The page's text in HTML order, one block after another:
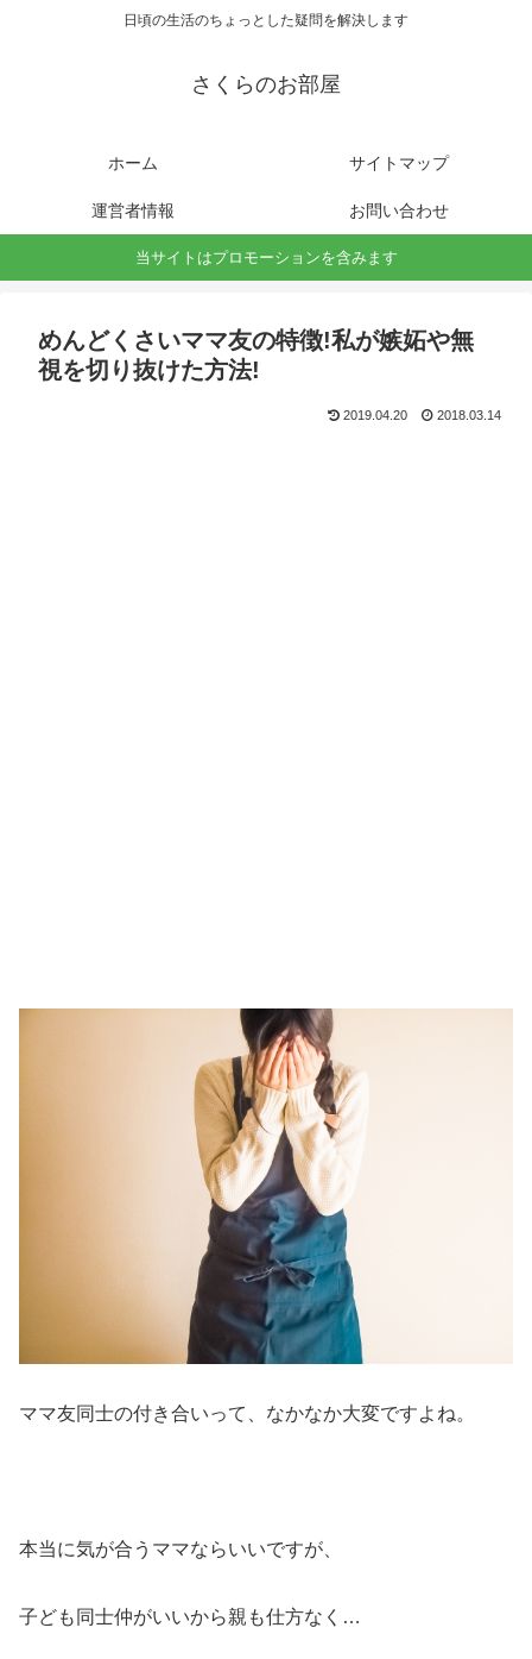
日頃の生活のちょっとした疑問を解決します
さくらのお部屋
ホーム サイトマップ
運営者情報 お問い合わせ
当サイトはプロモーションを含みます
めんどくさいママ友の特徴!私が嫉妬や無
視を切り抜けた方法!
2019.04.20 2018.03.14
ママ友同士の付き合いって、なかなか大変ですよね。
本当に気が合うママならいいですが、
子ども同士仲がいいから親も仕方なく…